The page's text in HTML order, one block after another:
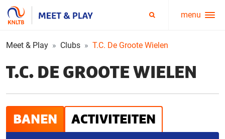
Service
menu
menu
Meet & Play Clubs T.C. De Groote Wielen
T.C. DE GROOTE WIELEN
BANEN ACTIVITEITEN